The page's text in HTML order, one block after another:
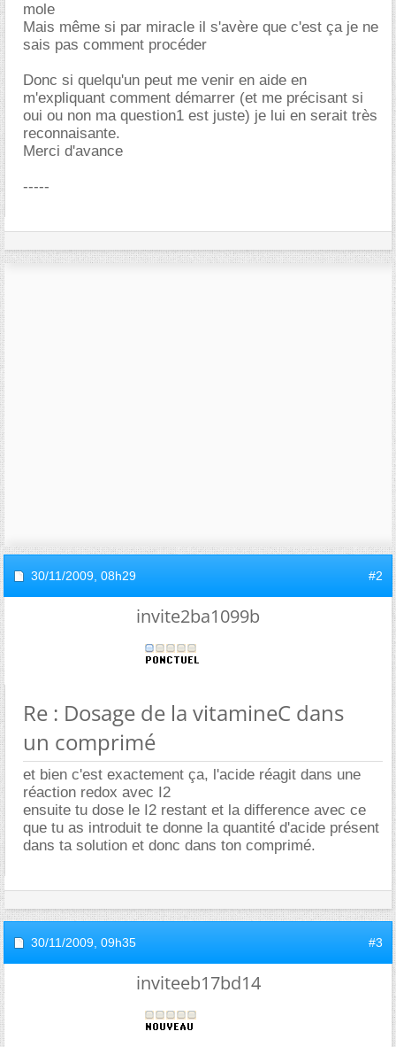
mole
Mais même si par miracle il s'avère que c'est ça je ne
sais pas comment procéder
Donc si quelqu'un peut me venir en aide en
m'expliquant comment démarrer (et me précisant si
oui ou non ma question1 est juste) je lui en serait très
reconnaisante.
Merci d'avance
-----
30/11/2009, 08h29 #2
invite2ba1099b
Re : Dosage de la vitamineC dans
un comprimé
et bien c'est exactement ça, l'acide réagit dans une
réaction redox avec I2
ensuite tu dose le I2 restant et la difference avec ce
que tu as introduit te donne la quantité d'acide présent
dans ta solution et donc dans ton comprimé.
30/11/2009, 09h35 #3
inviteeb17bd14